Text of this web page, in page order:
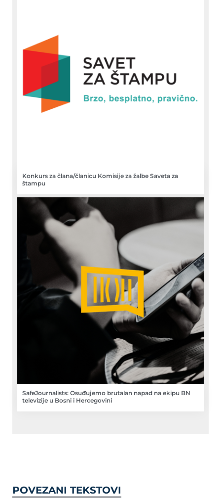
Konkurs za člana/članicu Komisije za žalbe Saveta za
štampu
SafeJournalists: Osuđujemo brutalan napad na ekipu BN
televizije u Bosni i Hercegovini
POVEZANI TEKSTOVI